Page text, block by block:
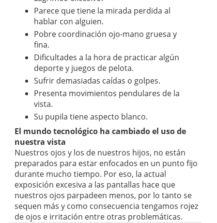
Parece que tiene la mirada perdida al
hablar con alguien.
Pobre coordinación ojo-mano gruesa y
fina.
Dificultades a la hora de practicar algún
deporte y juegos de pelota.
Sufrir demasiadas caídas o golpes.
Presenta movimientos pendulares de la
vista.
Su pupila tiene aspecto blanco.
El mundo tecnológico ha cambiado el uso de
nuestra vista
Nuestros ojos y los de nuestros hijos, no están
preparados para estar enfocados en un punto fijo
durante mucho tiempo. Por eso, la actual
exposición excesiva a las pantallas hace que
nuestros ojos parpadeen menos, por lo tanto se
sequen más y como consecuencia tengamos rojez
de ojos e irritación entre otras problemáticas.